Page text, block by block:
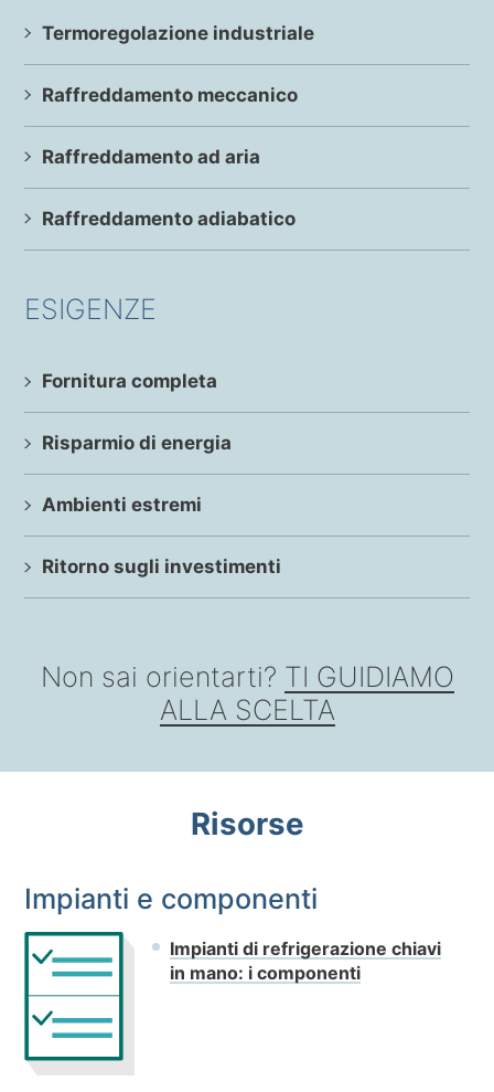
Termoregolazione industriale
Raffreddamento meccanico
Raffreddamento ad aria
Raffreddamento adiabatico
ESIGENZE
Fornitura completa
Risparmio di energia
Ambienti estremi
Ritorno sugli investimenti
Non sai orientarti? TI GUIDIAMO
ALLA SCELTA
Risorse
Impianti e componenti
Impianti di refrigerazione chiavi
in mano: i componenti